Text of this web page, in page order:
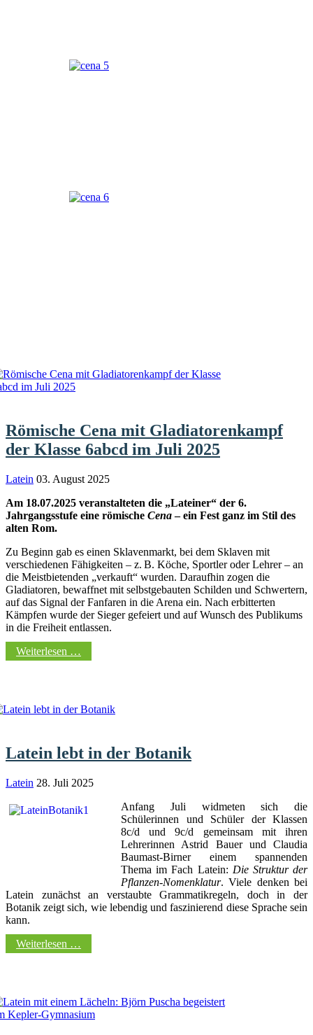
Römische Cena mit Gladiatorenkampf
der Klasse 6abcd im Juli 2025
Latein 03. August 2025
Am 18.07.2025 veranstalteten die „Lateiner“ der 6.
Jahrgangsstufe eine römische Cena – ein Fest ganz im Stil des
alten Rom.
Zu Beginn gab es einen Sklavenmarkt, bei dem Sklaven mit
verschiedenen Fähigkeiten – z. B. Köche, Sportler oder Lehrer – an
die Meistbietenden „verkauft“ wurden. Daraufhin zogen die
Gladiatoren, bewaffnet mit selbstgebauten Schilden und Schwertern,
auf das Signal der Fanfaren in die Arena ein. Nach erbitterten
Kämpfen wurde der Sieger gefeiert und auf Wunsch des Publikums
in die Freiheit entlassen.
Weiterlesen …
Latein lebt in der Botanik
Latein 28. Juli 2025
Anfang Juli widmeten sich die
Schülerinnen und Schüler der Klassen
8c/d und 9c/d gemeinsam mit ihren
Lehrerinnen Astrid Bauer und Claudia
Baumast-Birner einem spannenden
Thema im Fach Latein: Die Struktur der
Pflanzen-Nomenklatur. Viele denken bei
Latein zunächst an verstaubte Grammatikregeln, doch in der
Botanik zeigt sich, wie lebendig und faszinierend diese Sprache sein
kann.
Weiterlesen …